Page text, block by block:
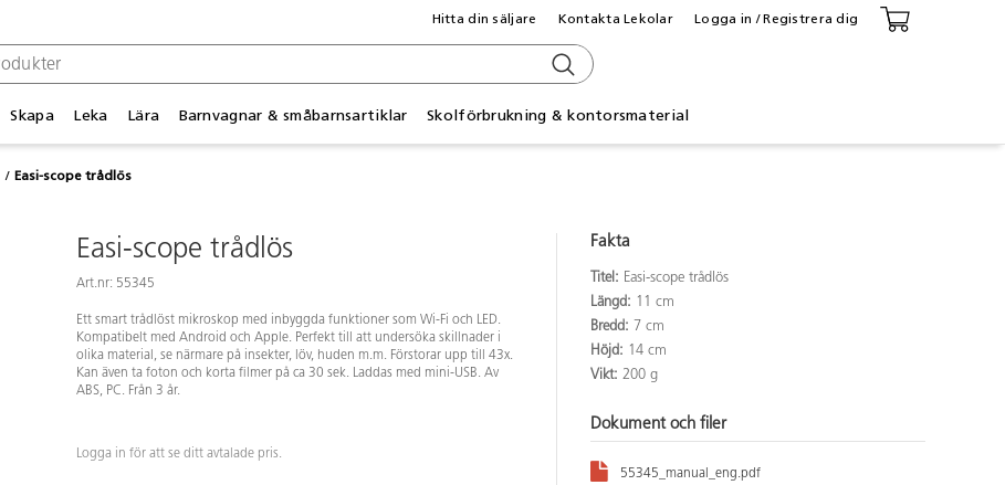
Skapa Leka Lära Barnvagnar & småbarnsartiklar Skolförbrukning & kontorsmaterial
Hitta din säljare Kontakta Lekolar Logga in / Registrera dig
Easi-scope trådlös
Easi-scope trådlös
Art.nr: 55345
Ett smart trådlöst mikroskop med inbyggda funktioner som Wi-Fi och LED.
Kompatibelt med Android och Apple. Perfekt till att undersöka skillnader i
olika material, se närmare på insekter, löv, huden m.m. Förstorar upp till 43x.
Kan även ta foton och korta filmer på ca 30 sek. Laddas med mini-USB. Av
ABS, PC. Från 3 år.
Logga in för att se ditt avtalade pris.
Fakta
Titel: Easi-scope trådlös
Längd: 11 cm
Bredd: 7 cm
Höjd: 14 cm
Vikt: 200 g
Dokument och filer
55345_manual_eng.pdf